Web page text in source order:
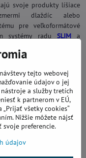
svoje produkty líšiace
dlaždíc alebo
pre veľkoformátové
systémy radu SLIMa
tejto webovej
údajov o jej
a služby tretích
k partnerom v EÚ,
všetky cookies“
Nižšie môžete nájsť
preferencie.
údajov